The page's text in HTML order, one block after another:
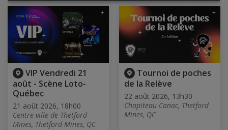
VIP Vendredi 21
août - Scène Loto-
Québec
21 août 2026, 18h00
Centre-ville de Thetford
Mines, Thetford Mines, QC
Tournoi de poches
de la Relève
22 août 2026, 13h30
Chapiteau Canac, Thetford
Mines, QC